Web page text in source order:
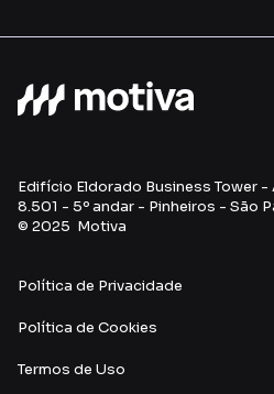
Edifício Eldorado Business Tower -
8.501 - 5º andar - Pinheiros - São
© 2025 Motiva
Política de Privacidade
Política de Cookies
Termos de Uso